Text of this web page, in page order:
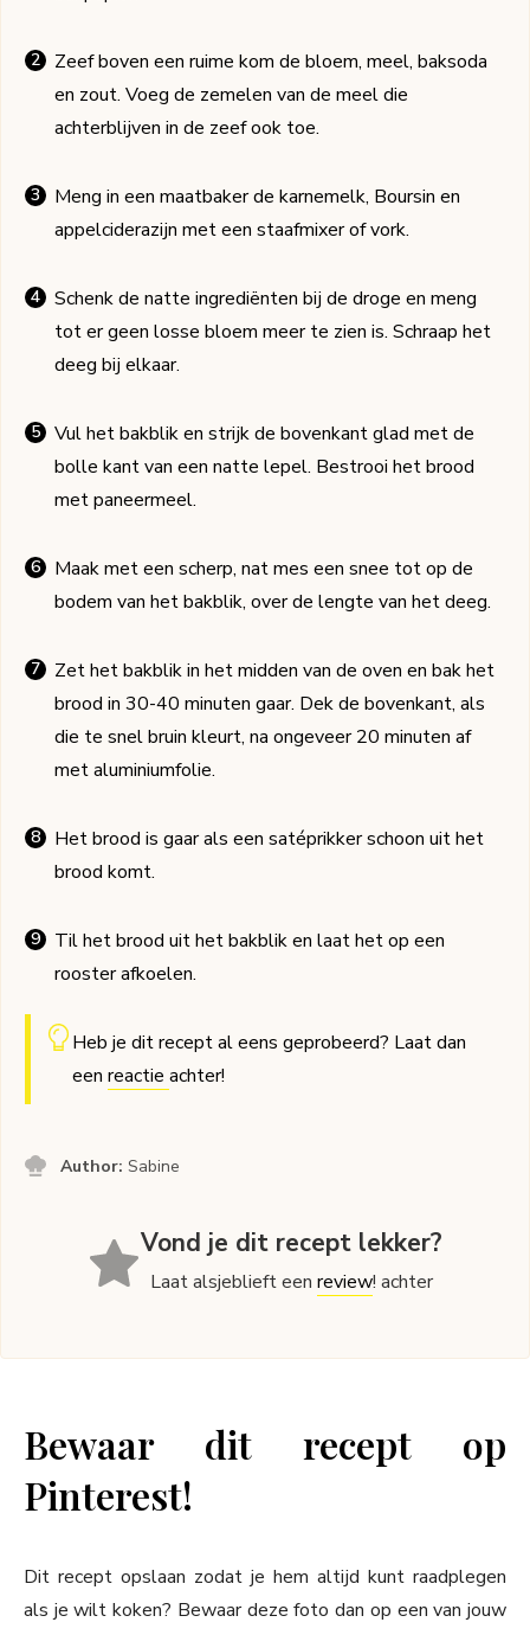
Zeef boven een ruime kom de bloem, meel, baksoda
en zout. Voeg de zemelen van de meel die
achterblijven in de zeef ook toe.
Meng in een maatbaker de karnemelk, Boursin en
appelciderazijn met een staafmixer of vork.
Schenk de natte ingrediënten bij de droge en meng
tot er geen losse bloem meer te zien is. Schraap het
deeg bij elkaar.
Vul het bakblik en strijk de bovenkant glad met de
bolle kant van een natte lepel. Bestrooi het brood
met paneermeel.
Maak met een scherp, nat mes een snee tot op de
bodem van het bakblik, over de lengte van het deeg.
Zet het bakblik in het midden van de oven en bak het
brood in 30-40 minuten gaar. Dek de bovenkant, als
die te snel bruin kleurt, na ongeveer 20 minuten af
met aluminiumfolie.
Het brood is gaar als een satéprikker schoon uit het
brood komt.
Til het brood uit het bakblik en laat het op een
rooster afkoelen.
Heb je dit recept al eens geprobeerd? Laat dan
een reactie achter!
Author:Sabine
Vond je dit recept lekker?
Laat alsjeblieft eenreview! achter
Bewaar dit recept op
Pinterest!
Dit recept opslaan zodat je hem altijd kunt raadplegen
als je wilt koken? Bewaar deze foto dan op een van jouw